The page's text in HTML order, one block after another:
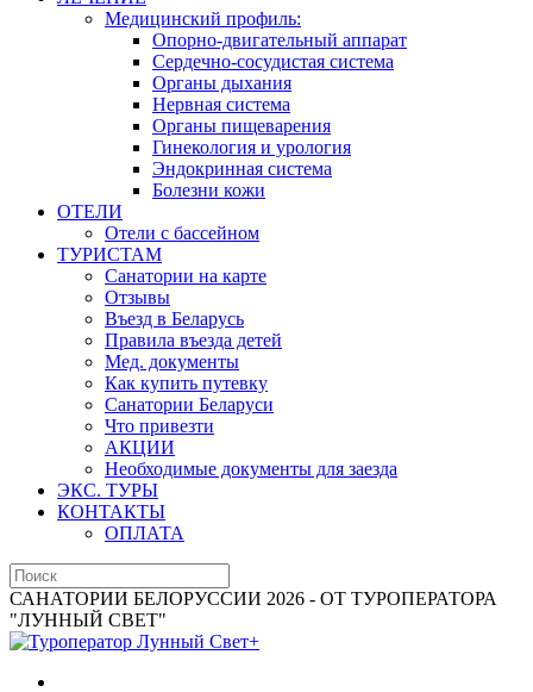
Медицинский профиль:
Опорно-двигательный аппарат
Сердечно-сосудистая система
Органы дыхания
Нервная система
Органы пищеварения
Гинекология и урология
Эндокринная система
Болезни кожи
ОТЕЛИ
Отели с бассейном
ТУРИСТАМ
Санатории на карте
Отзывы
Въезд в Беларусь
Правила въезда детей
Мед. документы
Как купить путевку
Санатории Беларуси
Что привезти
АКЦИИ
Необходимые документы для заезда
ЭКС. ТУРЫ
КОНТАКТЫ
ОПЛАТА
САНАТОРИИ БЕЛОРУССИИ 2026 - ОТ ТУРОПЕРАТОРА
"ЛУННЫЙ СВЕТ"